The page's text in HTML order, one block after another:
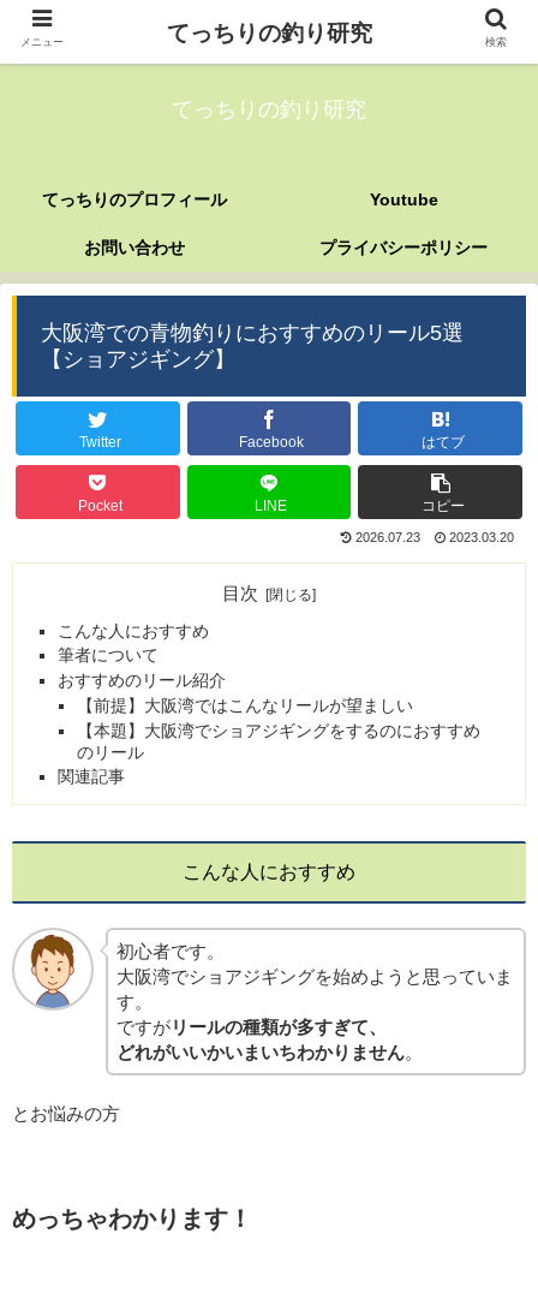
てっちりの釣り研究
てっちりのプロフィール Youtube
お問い合わせ プライバシーポリシー
大阪湾での青物釣りにおすすめのリール5選
【ショアジギング】
Twitter Facebook はてブ
Pocket LINE コピー
2026.07.23 2023.03.20
目次
こんな人におすすめ
筆者について
おすすめのリール紹介
【前提】大阪湾ではこんなリールが望ましい
【本題】大阪湾でショアジギングをするのにおすすめ
のリール
関連記事
こんな人におすすめ
初心者です。
大阪湾でショアジギングを始めようと思っていま
す。
ですがリールの種類が多すぎて、
どれがいいかいまいちわかりません。
とお悩みの方
めっちゃわかります！
メニュー てっちりの釣り研究 検索